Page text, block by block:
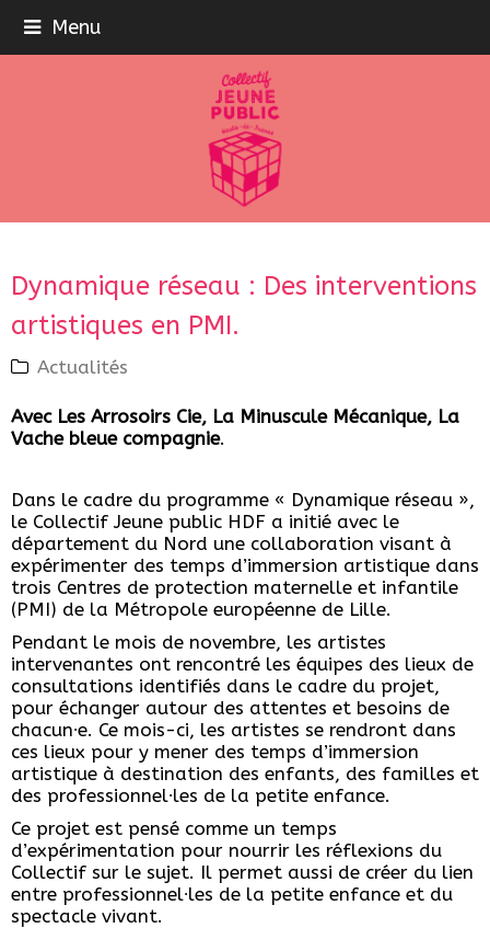
Menu
Dynamique réseau : Des interventions
artistiques en PMI.
Actualités
Avec Les Arrosoirs Cie, La Minuscule Mécanique, La
Vache bleue compagnie.
Dans le cadre du programme « Dynamique réseau »,
le Collectif Jeune public HDF a initié avec le
département du Nord une collaboration visant à
expérimenter des temps d’immersion artistique dans
trois Centres de protection maternelle et infantile
(PMI) de la Métropole européenne de Lille.
Pendant le mois de novembre, les artistes
intervenantes ont rencontré les équipes des lieux de
consultations identifiés dans le cadre du projet,
pour échanger autour des attentes et besoins de
chacun∙e. Ce mois-ci, les artistes se rendront dans
ces lieux pour y mener des temps d’immersion
artistique à destination des enfants, des familles et
des professionnel∙les de la petite enfance.
Ce projet est pensé comme un temps
d’expérimentation pour nourrir les réflexions du
Collectif sur le sujet. Il permet aussi de créer du lien
entre professionnel∙les de la petite enfance et du
spectacle vivant.